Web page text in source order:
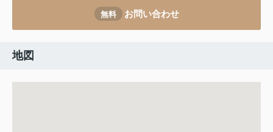
無料 お問い合わせ
地図